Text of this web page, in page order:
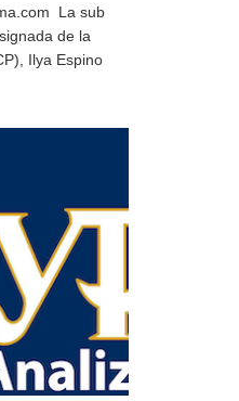
La sub
de la
Ilya Espino